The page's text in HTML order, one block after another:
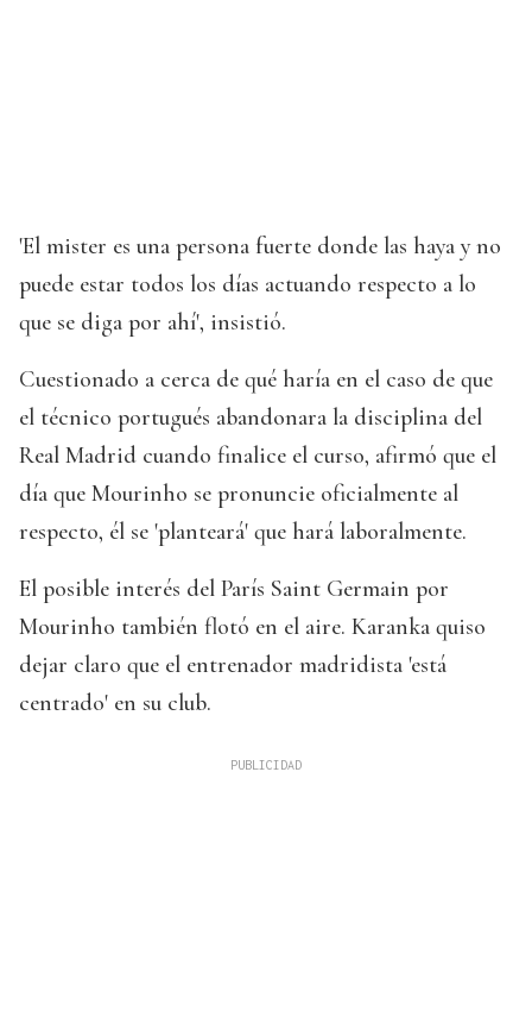
'El mister es una persona fuerte donde las haya y no
puede estar todos los días actuando respecto a lo
que se diga por ahí', insistió.
Cuestionado a cerca de qué haría en el caso de que
el técnico portugués abandonara la disciplina del
Real Madrid cuando finalice el curso, afirmó que el
día que Mourinho se pronuncie oficialmente al
respecto, él se 'planteará' que hará laboralmente.
El posible interés del París Saint Germain por
Mourinho también flotó en el aire. Karanka quiso
dejar claro que el entrenador madridista 'está
centrado' en su club.